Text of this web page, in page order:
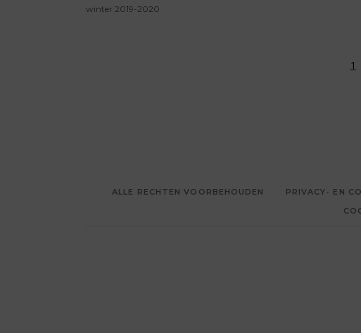
winter 2019-2020
1
ALLE RECHTEN VOORBEHOUDEN PRIVACY- EN